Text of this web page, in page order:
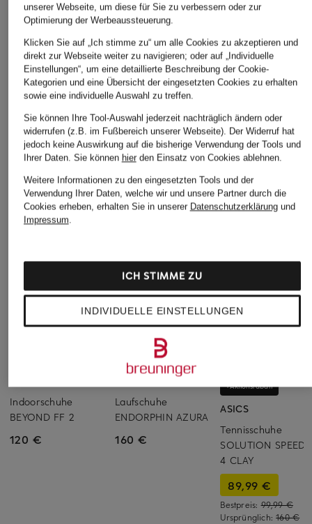
Indoorschuhe
BEYOND FF 2
120 €
Laufschuhe
ENDORPHIN AZURA
160 €
+Aktionsrabatt
ASICS
Tennisschuhe
SOLUTION SPEED
4 CLAY
89,99 €
Bestpreis:99,99 €
Ursprünglich:160 €
unserer Webseite, um diese für Sie zu verbessern oder zur
Optimierung der Werbeaussteuerung.
Klicken Sie auf „Ich stimme zu“ um alle Cookies zu akzeptieren und
direkt zur Webseite weiter zu navigieren; oder auf „Individuelle
Einstellungen“, um eine detaillierte Beschreibung der Cookie-
Kategorien und eine Übersicht der eingesetzten Cookies zu erhalten
sowie eine individuelle Auswahl zu treffen.
Sie können Ihre Tool-Auswahl jederzeit nachträglich ändern oder
widerrufen (z.B. im Fußbereich unserer Webseite). Der Widerruf hat
jedoch keine Auswirkung auf die bisherige Verwendung der Tools und
Ihrer Daten. Sie können hierden Einsatz von Cookies ablehnen.
Weitere Informationen zu den eingesetzten Tools und der
Verwendung Ihrer Daten, welche wir und unsere Partner durch die
Cookies erheben, erhalten Sie in unserer Datenschutzerklärungund
Impressum.
INDIVIDUELLE EINSTELLUNGEN
ICH STIMME ZU